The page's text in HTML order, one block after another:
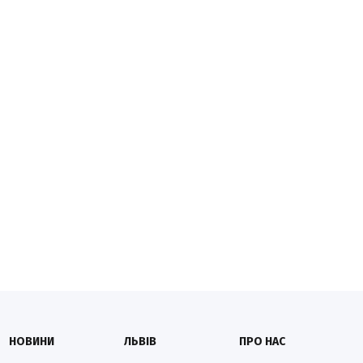
НОВИНИ
ЛЬВІВ
ПРО НАС